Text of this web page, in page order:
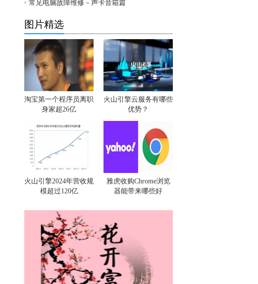
常见电脑故障维修－声卡音箱篇
图片精选
淘宝第一个程序员离职
身家超26亿
火山引擎云服务有哪些
优势？
火山引擎2024年营收规
模超过120亿
雅虎收购Chrome浏览
器能带来哪些好